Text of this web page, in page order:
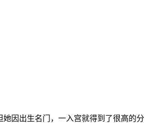
因出生名门，一入宫就得到了很高的分